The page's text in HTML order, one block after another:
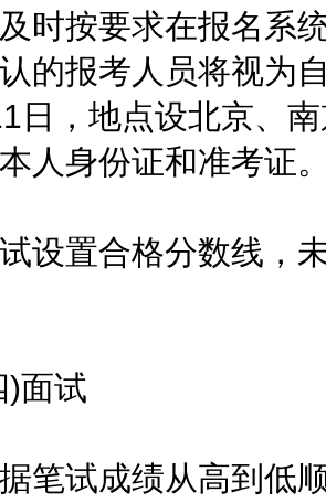
时按要求在报名系
的报考人员将视为
日，地点设北京、
人身份证和准考证
置合格分数线，未
试
试成绩从高到低顺